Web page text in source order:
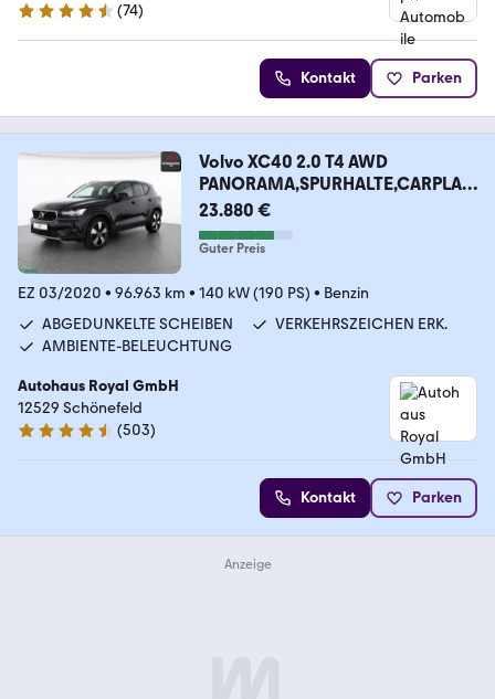
4.7 Sterne
(74)
Kontakt Parken
Volvo XC40 2.0 T4 AWD
PANORAMA,SPURHALTE,CARPLAY,
LED
23.880 €
Guter Preis
EZ 03/2020 • 96.963 km • 140 kW (190 PS) • Benzin
ABGEDUNKELTE SCHEIBEN
VERKEHRSZEICHEN ERK.
AMBIENTE-BELEUCHTUNG
Autohaus Royal GmbH
12529 Schönefeld
4.7 Sterne
(503)
Kontakt Parken